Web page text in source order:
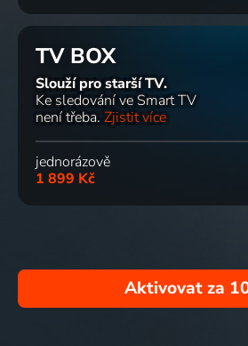
Střihavka
Slavní lidé
TV BOX
Slouží pro starší TV.
Ke sledování ve Smart TV
není třeba. Zjistit více
jednorázově
1 899 Kč
Aktivovat za